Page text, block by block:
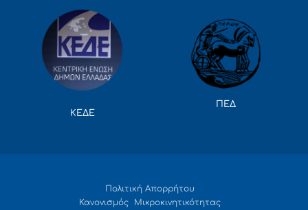
ΚΕΔΕ
ΠΕΔ
Πολιτική Απορρήτου
Κανονισμός Μικροκινητικότητας